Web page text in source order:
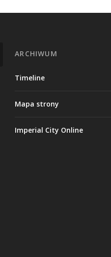
ARCHIWUM
Timeline
Mapa strony
Imperial City Online